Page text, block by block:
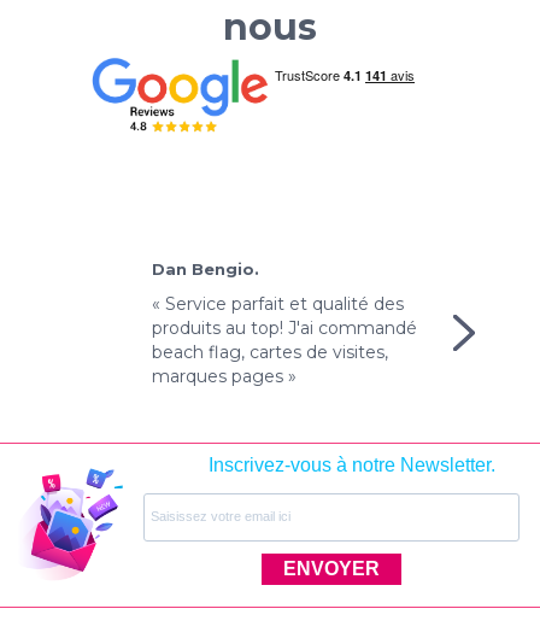
nous
Dan Bengio.
« Service parfait et qualité des
produits au top! J'ai commandé
beach flag, cartes de visites,
marques pages »
Inscrivez-vous à notre Newsletter.
ENVOYER